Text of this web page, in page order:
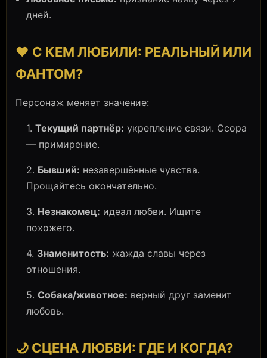
дней.
❤️ С КЕМ ЛЮБИЛИ: РЕАЛЬНЫЙ ИЛИ
ФАНТОМ?
Персонаж меняет значение:
1. Текущий партнёр: укрепление связи. Ссора
— примирение.
2. Бывший: незавершённые чувства.
Прощайтесь окончательно.
3. Незнакомец: идеал любви. Ищите
похожего.
4. Знаменитость: жажда славы через
отношения.
5. Собака/животное: верный друг заменит
любовь.
🌙 СЦЕНА ЛЮБВИ: ГДЕ И КОГДА?